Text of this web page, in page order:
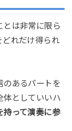
とは非常に限ら
どれだけ得られ
のあるパートを
体としていいハ
持って演奏に参